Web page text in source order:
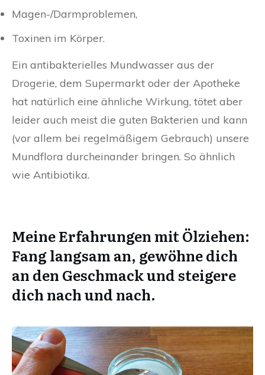
Magen-/Darmproblemen,
Toxinen im Körper.
Ein antibakterielles Mundwasser aus der
Drogerie, dem Supermarkt oder der Apotheke
hat natürlich eine ähnliche Wirkung, tötet aber
leider auch meist die guten Bakterien und kann
(vor allem bei regelmäßigem Gebrauch) unsere
Mundflora durcheinander bringen. So ähnlich
wie Antibiotika.
Meine Erfahrungen mit Ölziehen:
Fang langsam an, gewöhne dich
an den Geschmack und steigere
dich nach und nach.